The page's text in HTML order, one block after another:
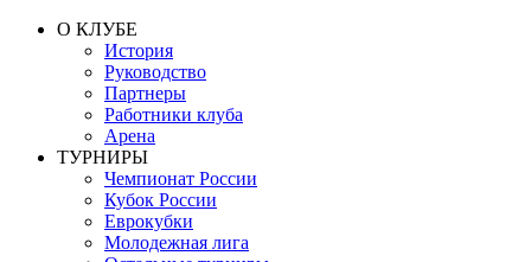
О КЛУБЕ
История
Руководство
Партнеры
Работники клуба
Арена
ТУРНИРЫ
Чемпионат России
Кубок России
Еврокубки
Молодежная лига